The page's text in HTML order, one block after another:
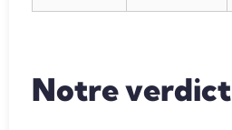
Notre verdict